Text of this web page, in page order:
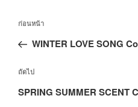
ก่อนหน้า
WINTER LOVE SONG
ถัดไป
SPRING SUMMER SCENT